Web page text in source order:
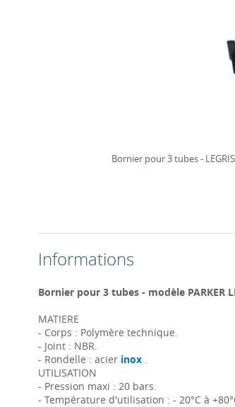
Bornier pour 3 tubes -
Informations
Bornier pour 3 tubes - modèle PARKER
MATIERE
- Corps : Polymère technique.
- Joint : NBR.
- Rondelle : acier inox.
UTILISATION
- Pression maxi : 20 bars.
- Température d'utilisation : - 20°C à